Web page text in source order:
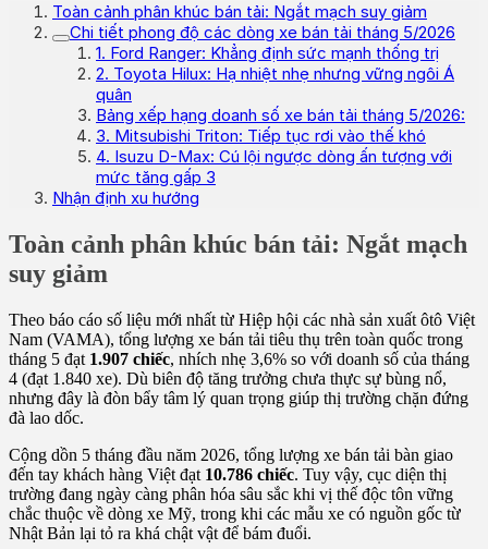
Toàn cảnh phân khúc bán tải: Ngắt mạch suy giảm
Chi tiết phong độ các dòng xe bán tải tháng 5/2026
1. Ford Ranger: Khẳng định sức mạnh thống trị
2. Toyota Hilux: Hạ nhiệt nhẹ nhưng vững ngôi Á
quân
Bảng xếp hạng doanh số xe bán tải tháng 5/2026:
3. Mitsubishi Triton: Tiếp tục rơi vào thế khó
4. Isuzu D-Max: Cú lội ngược dòng ấn tượng với
mức tăng gấp 3
Nhận định xu hướng
Toàn cảnh phân khúc bán tải: Ngắt mạch
suy giảm
Theo báo cáo số liệu mới nhất từ Hiệp hội các nhà sản xuất ôtô Việt
Nam (VAMA), tổng lượng xe bán tải tiêu thụ trên toàn quốc trong
tháng 5 đạt 1.907 chiếc, nhích nhẹ 3,6% so với doanh số của tháng
4 (đạt 1.840 xe). Dù biên độ tăng trưởng chưa thực sự bùng nổ,
nhưng đây là đòn bẩy tâm lý quan trọng giúp thị trường chặn đứng
đà lao dốc.
Cộng dồn 5 tháng đầu năm 2026, tổng lượng xe bán tải bàn giao
đến tay khách hàng Việt đạt 10.786 chiếc. Tuy vậy, cục diện thị
trường đang ngày càng phân hóa sâu sắc khi vị thế độc tôn vững
chắc thuộc về dòng xe Mỹ, trong khi các mẫu xe có nguồn gốc từ
Nhật Bản lại tỏ ra khá chật vật để bám đuổi.